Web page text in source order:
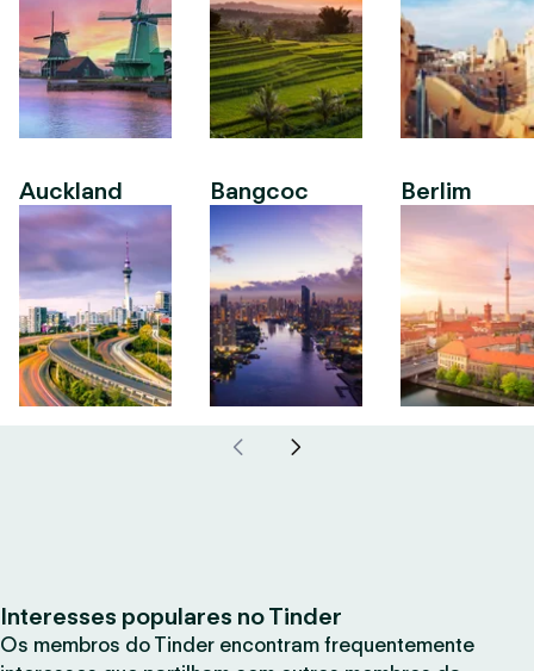
Auckland Bangcoc Berlim
Interesses populares no Tinder
Os membros do Tinder encontram frequentemente